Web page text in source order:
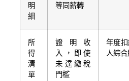
明
細
等同薪轉
所
得
清
單
證明收
入，即使
未達繳稅
門檻
年度
人綜